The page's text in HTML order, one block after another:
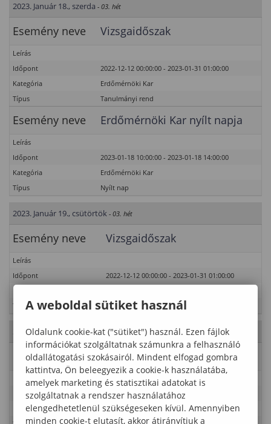
2023. Január 18., szerda - 03. hét
Esemény neve Vizsgaidőszak
Leírás
Időpont
2022-12-12 00:00:00 - 2023-01-31 01:00:00
Kategória
Erdőmérnöki Kar
Típus
Tanulmányi rend
Esemény neve Erdőmérnöki Kar nyílt napja
Leírás
Időpont
2023-01-18 10:00:00 - 2023-01-18 14:00:00
Kategória
Erdőmérnöki Kar
Típus
Nyílt nap
2023. Január 19., csütörtök - 03. hét
Esemény neve Vizsgaidőszak
Leírás
Időpont
2022-12-12 00:00:00 - 2023-01-31 01:00:00
Típus
Tanulmányi rend
2023. Január 20., péntek - 03. hét
Esemény neve Vizsgaidőszak
Időpont
2022-12-12 00:00:00 - 2023-01-31 01:00:00
Kategória
Erdőmérnöki Kar
A weboldal sütiket használ
Oldalunk cookie-kat ("sütiket") használ. Ezen fájlok
információkat szolgáltatnak számunkra a felhasználó
oldallátogatási szokásairól. Mindent elfogad gombra
kattintva, Ön beleegyezik a cookie-k használatába,
amelyek marketing és statisztikai adatokat is
szolgáltatnak a rendszer használatához
elengedhetetlenül szükségeseken kívül. Amennyiben
minden cookie-t elutasít, akkor átirányítjuk a